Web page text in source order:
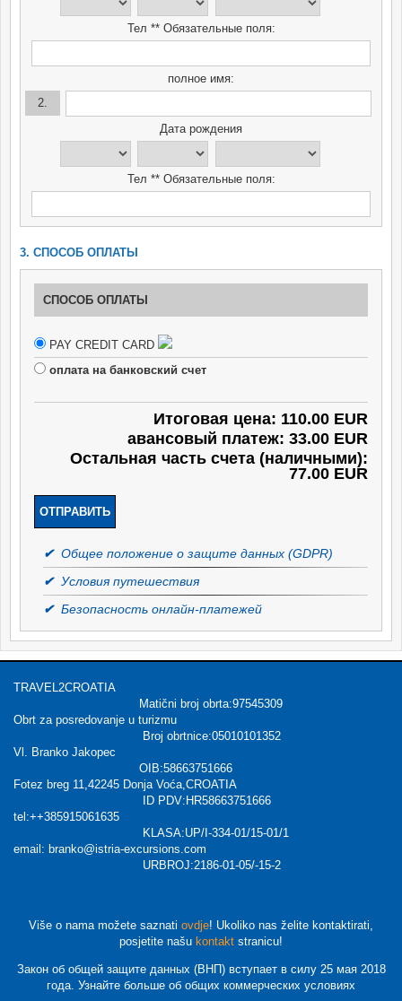
Тел ** Обязательные поля:
полное имя:
2.
Дата рождения
Тел ** Обязательные поля:
3. СПОСОБ ОПЛАТЫ
СПОСОБ ОПЛАТЫ
PAY CREDIT CARD
оплата на банковский счет
Итоговая цена: 110.00 EUR
авансовый платеж: 33.00 EUR
Остальная часть счета (наличными):
77.00 EUR
✔ Общее положение о защите данных (GDPR)
✔ Условия путешествия
✔ Безопасность онлайн-платежей
TRAVEL2CROATIA
Matični broj obrta:97545309
Obrt za posredovanje u turizmu
Broj obrtnice:05010101352
Vl. Branko Jakopec
OIB:58663751666
Fotez breg 11,42245 Donja Voća,CROATIA
ID PDV:HR58663751666
tel:++385915061635
KLASA:UP/I-334-01/15-01/1
email: branko@istria-excursions.com
URBROJ:2186-01-05/-15-2
Više o nama možete saznati ovdje! Ukoliko nas želite kontaktirati,
posjetite našu kontakt stranicu!
Закон об общей защите данных (ВНП) вступает в силу 25 мая 2018
года. Узнайте больше об общих коммерческих условиях